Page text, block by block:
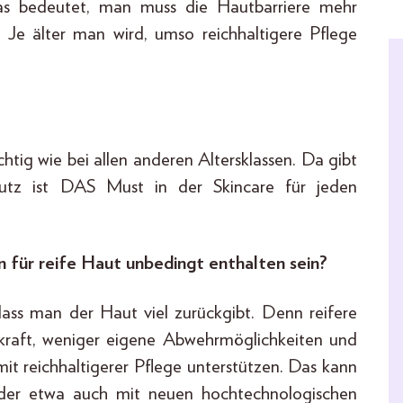
bedeutet, man muss die Hautbarriere mehr
älter man wird, umso reichhaltigere Pflege
wie bei allen anderen Altersklassen. Da gibt
ist DAS Must in der Skincare für jeden
reife Haut unbedingt enthalten sein?
man der Haut viel zurückgibt. Denn reifere
weniger eigene Abwehrmöglichkeiten und
reichhaltigerer Pflege unterstützen. Das kann
etwa auch mit neuen hochtechnologischen